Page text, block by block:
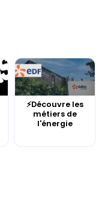
⚡Découvre les
métiers de
l'énergie